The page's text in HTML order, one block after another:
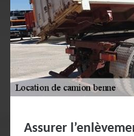
Assurer